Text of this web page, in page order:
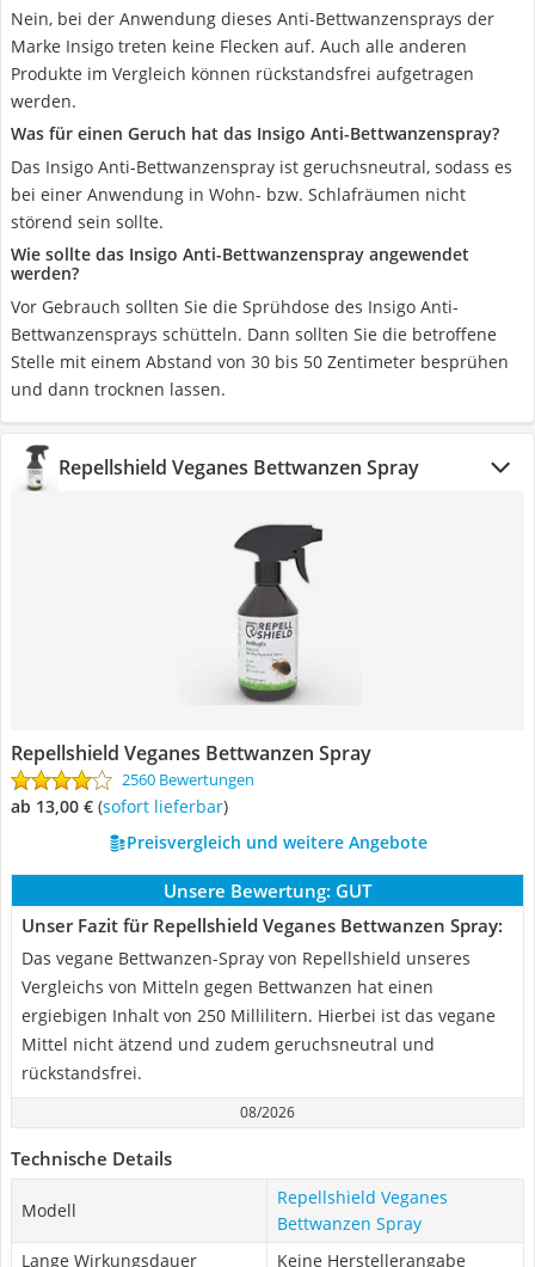
Nein, bei der Anwendung dieses Anti-Bettwanzensprays der
Marke Insigo treten keine Flecken auf. Auch alle anderen
Produkte im Vergleich können rückstandsfrei aufgetragen
werden.
Was für einen Geruch hat das Insigo Anti-Bettwanzenspray?
Das Insigo Anti-Bettwanzenspray ist geruchsneutral, sodass es
bei einer Anwendung in Wohn- bzw. Schlafräumen nicht
störend sein sollte.
Wie sollte das Insigo Anti-Bettwanzenspray angewendet
werden?
Vor Gebrauch sollten Sie die Sprühdose des Insigo Anti-
Bettwanzensprays schütteln. Dann sollten Sie die betroffene
Stelle mit einem Abstand von 30 bis 50 Zentimeter besprühen
und dann trocknen lassen.
Repellshield Veganes Bettwanzen Spray
Repellshield Veganes Bettwanzen Spray
2560 Bewertungen
ab 13,00 € ( Sofort lieferbar)
Preisvergleich und weitere Angebote
Unsere Bewertung: GUT
Unser Fazit für Repellshield Veganes Bettwanzen Spray:
Das vegane Bettwanzen-Spray von Repellshield unseres
Vergleichs von Mitteln gegen Bettwanzen hat einen
ergiebigen Inhalt von 250 Millilitern. Hierbei ist das vegane
Mittel nicht ätzend und zudem geruchsneutral und
rückstandsfrei.
08/2026
Technische Details
Modell
Repellshield Veganes
Bettwanzen Spray
Lange Wirkungsdauer
Keine Herstellerangabe